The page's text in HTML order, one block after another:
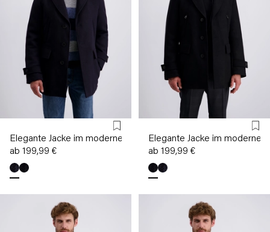
Elegante Jacke im modernen Look
ab 199,99 €
Elegante Jacke im modernen
ab 199,99 €